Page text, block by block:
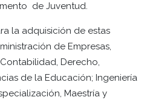
de Juventud.
la adquisición de estas
de Empresas,
Derecho,
de la Educación; Ingeniería
Maestría y